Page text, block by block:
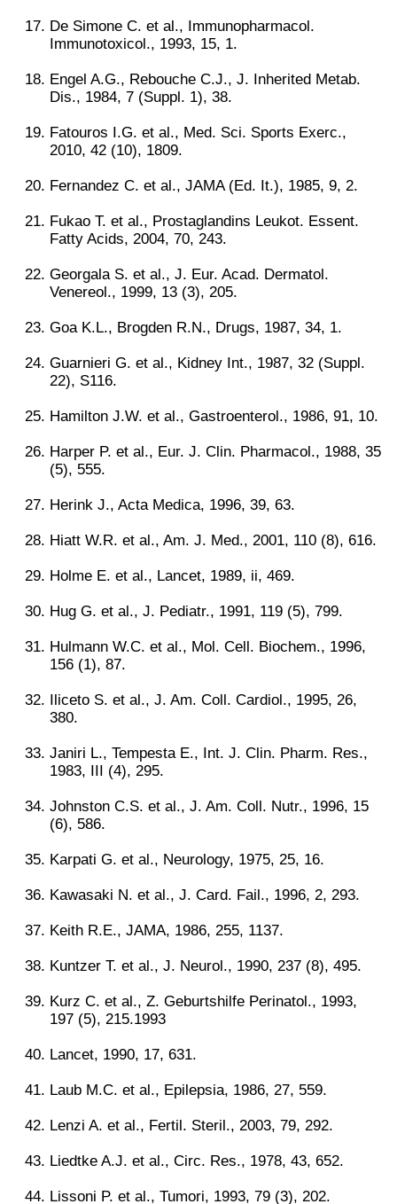
De Simone C. et al., Immunopharmacol.
Immunotoxicol., 1993, 15, 1.
Engel A.G., Rebouche C.J., J. Inherited Metab.
Dis., 1984, 7 (Suppl. 1), 38.
Fatouros I.G. et al., Med. Sci. Sports Exerc.,
2010, 42 (10), 1809.
Fernandez C. et al., JAMA (Ed. It.), 1985, 9, 2.
Fukao T. et al., Prostaglandins Leukot. Essent.
Fatty Acids, 2004, 70, 243.
Georgala S. et al., J. Eur. Acad. Dermatol.
Venereol., 1999, 13 (3), 205.
Goa K.L., Brogden R.N., Drugs, 1987, 34, 1.
Guarnieri G. et al., Kidney Int., 1987, 32 (Suppl.
22), S116.
Hamilton J.W. et al., Gastroenterol., 1986, 91, 10.
Harper P. et al., Eur. J. Clin. Pharmacol., 1988, 35
(5), 555.
Herink J., Acta Medica, 1996, 39, 63.
Hiatt W.R. et al., Am. J. Med., 2001, 110 (8), 616.
Holme E. et al., Lancet, 1989, ii, 469.
Hug G. et al., J. Pediatr., 1991, 119 (5), 799.
Hulmann W.C. et al., Mol. Cell. Biochem., 1996,
156 (1), 87.
Iliceto S. et al., J. Am. Coll. Cardiol., 1995, 26,
380.
Janiri L., Tempesta E., Int. J. Clin. Pharm. Res.,
1983, III (4), 295.
Johnston C.S. et al., J. Am. Coll. Nutr., 1996, 15
(6), 586.
Karpati G. et al., Neurology, 1975, 25, 16.
Kawasaki N. et al., J. Card. Fail., 1996, 2, 293.
Keith R.E., JAMA, 1986, 255, 1137.
Kuntzer T. et al., J. Neurol., 1990, 237 (8), 495.
Kurz C. et al., Z. Geburtshilfe Perinatol., 1993,
197 (5), 215.1993
Lancet, 1990, 17, 631.
Laub M.C. et al., Epilepsia, 1986, 27, 559.
Lenzi A. et al., Fertil. Steril., 2003, 79, 292.
Liedtke A.J. et al., Circ. Res., 1978, 43, 652.
Lissoni P. et al., Tumori, 1993, 79 (3), 202.